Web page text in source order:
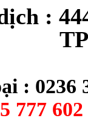
:
: 0236
777